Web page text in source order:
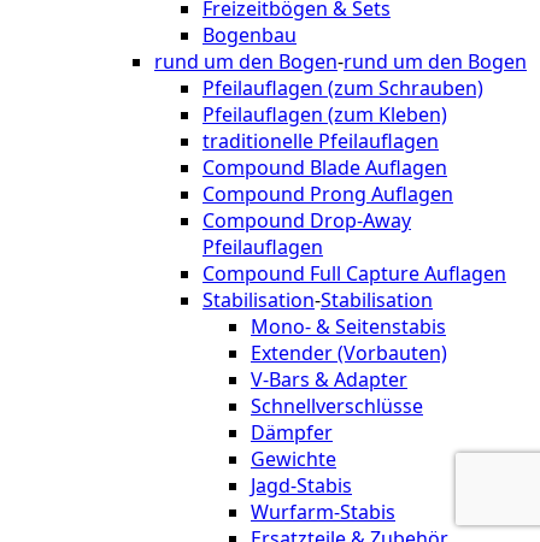
Freizeitbögen & Sets
Bogenbau
rund um den Bogen-rund um den Bogen
Pfeilauflagen (zum Schrauben)
Pfeilauflagen (zum Kleben)
traditionelle Pfeilauflagen
Compound Blade Auflagen
Compound Prong Auflagen
Compound Drop-Away
Pfeilauflagen
Compound Full Capture Auflagen
Stabilisation-Stabilisation
Mono- & Seitenstabis
Extender (Vorbauten)
V-Bars & Adapter
Schnellverschlüsse
Dämpfer
Gewichte
Jagd-Stabis
Wurfarm-Stabis